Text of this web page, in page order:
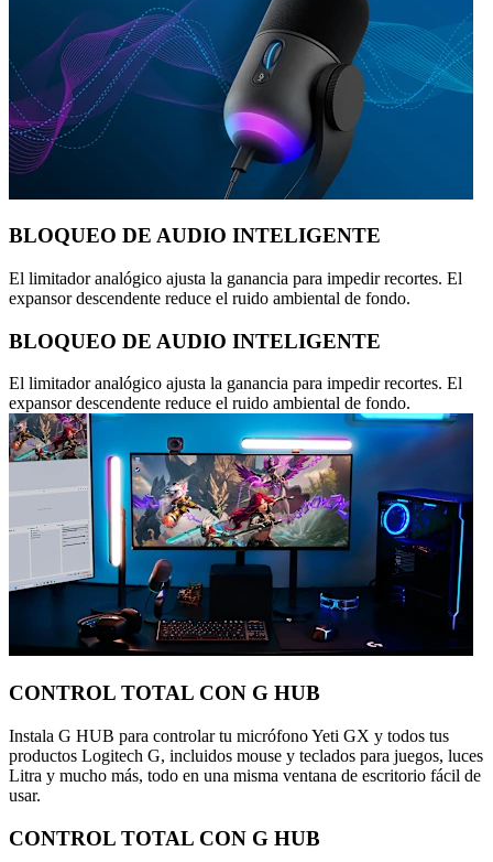
BLOQUEO DE AUDIO INTELIGENTE
El limitador analógico ajusta la ganancia para impedir recortes. El
expansor descendente reduce el ruido ambiental de fondo.
BLOQUEO DE AUDIO INTELIGENTE
El limitador analógico ajusta la ganancia para impedir recortes. El
expansor descendente reduce el ruido ambiental de fondo.
CONTROL TOTAL CON G HUB
Instala G HUB para controlar tu micrófono Yeti GX y todos tus
productos Logitech G, incluidos mouse y teclados para juegos, luces
Litra y mucho más, todo en una misma ventana de escritorio fácil de
usar.
CONTROL TOTAL CON G HUB